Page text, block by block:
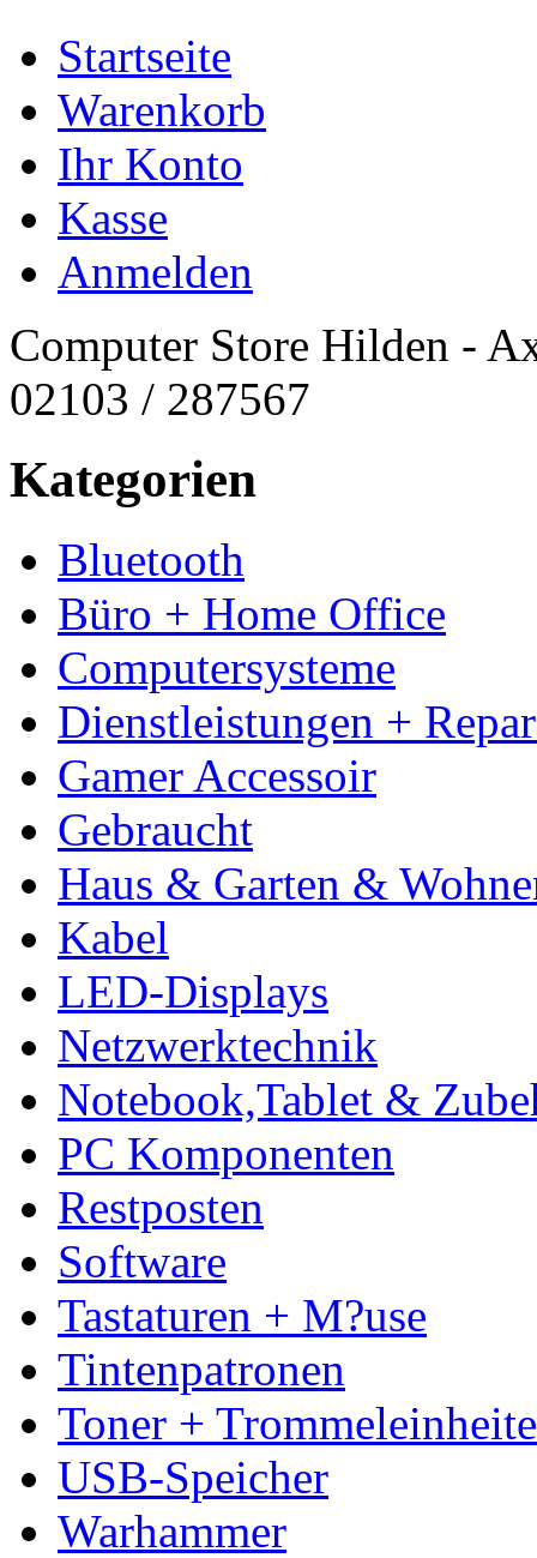
Startseite
Warenkorb
Ihr Konto
Kasse
Anmelden
Computer Store Hilden -
02103 / 287567
Kategorien
Bluetooth
Büro + Home Office
Computersysteme
Dienstleistungen +
Gamer Accessoir
Gebraucht
Haus & Garten &
Kabel
LED-Displays
Netzwerktechnik
Notebook,Tablet &
PC Komponenten
Restposten
Software
Tastaturen + M?use
Tintenpatronen
Toner +
USB-Speicher
Warhammer